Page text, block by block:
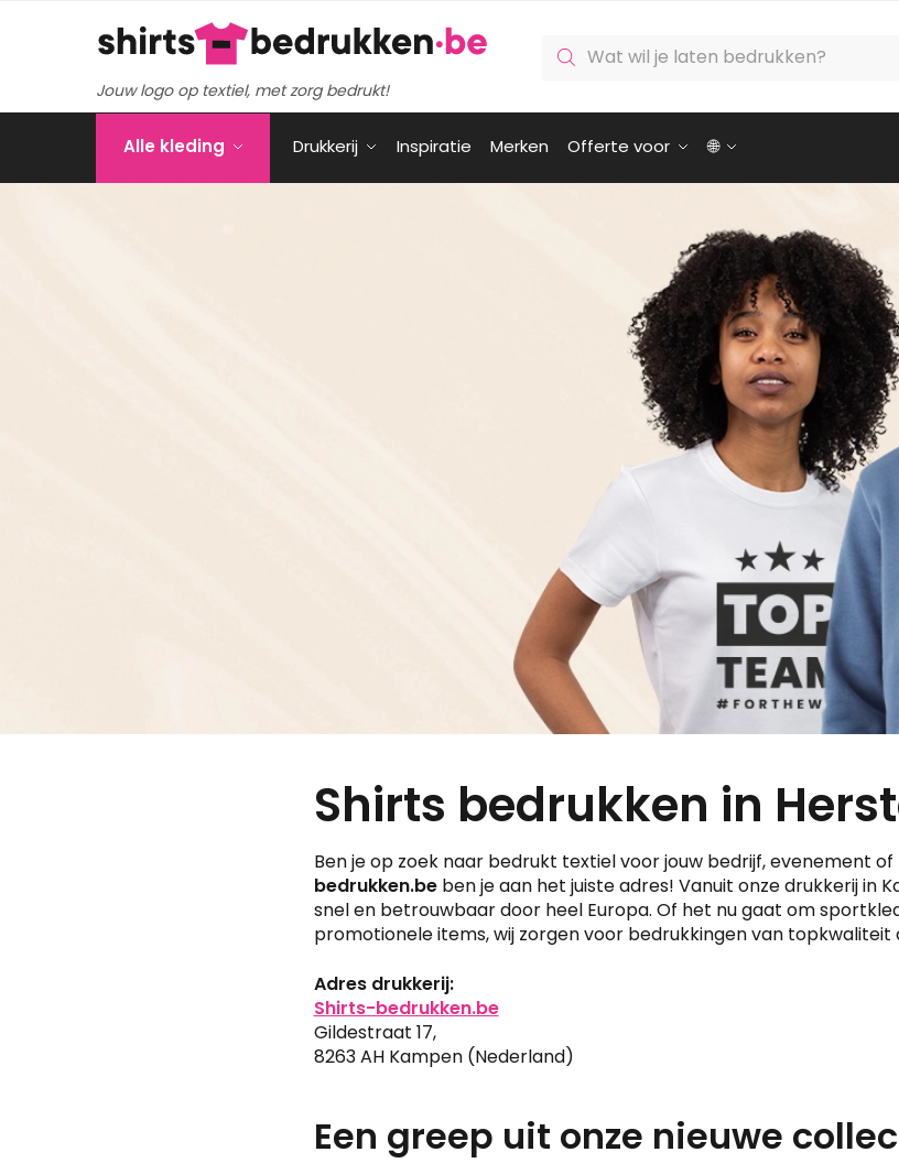
Jouw logo op textiel, met zorg bedrukt!
zoeken
Alle kleding Drukkerij Inspiratie Merken Offerte voor 🌐
Shirts bedrukken in
Ben je op zoek naar bedrukt textiel voor jouw bedrijf, evenement of
bedrukken.beben je aan het juiste adres! Vanuit onze drukkerij in
snel en betrouwbaar door heel Europa. Of het nu gaat om
promotionele items, wij zorgen voor bedrukkingen van topkwaliteit
Adres drukkerij:
Shirts-bedrukken.be
Gildestraat 17,
8263 AH Kampen (Nederland)
Een greep uit onze nieuwe